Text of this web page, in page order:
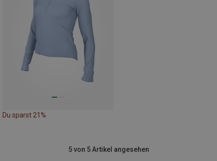
Du sparst 21%
5 von 5 Artikel angesehen